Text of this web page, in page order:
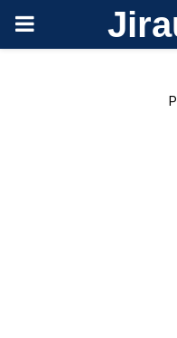
PRIMARY